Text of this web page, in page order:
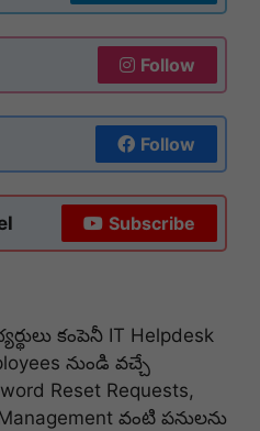
Follow
Follow
Subscribe
కంపెనీ IT Helpdesk
నుండి వచ్చే
Reset Requests,
వంటి పనులను